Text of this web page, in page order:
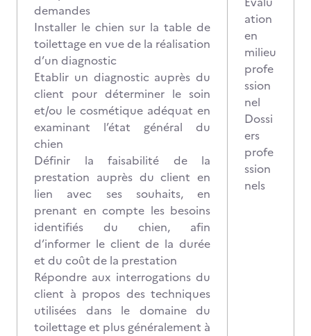
demandes
Installer le chien sur la table de
toilettage en vue de la réalisation
d’un diagnostic
Etablir un diagnostic auprès du
client pour déterminer le soin
et/ou le cosmétique adéquat en
examinant l’état général du
chien
Définir la faisabilité de la
prestation auprès du client en
lien avec ses souhaits, en
prenant en compte les besoins
identifiés du chien, afin
d’informer le client de la durée
et du coût de la prestation
Répondre aux interrogations du
client à propos des techniques
utilisées dans le domaine du
toilettage et plus généralement à
ation
en
milieu
profe
ssion
nel
Dossi
ers
profe
ssion
nels